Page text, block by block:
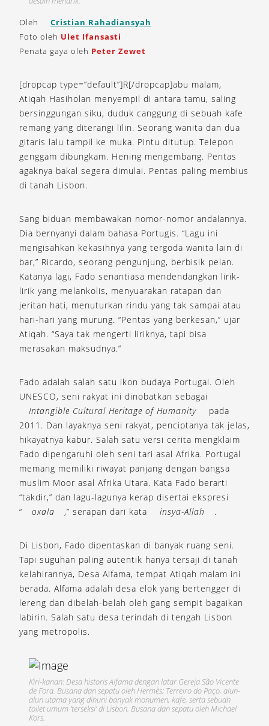
Oleh
Cristian Rahadiansyah
Foto oleh Ulet Ifansasti
Penata gaya oleh Peter Zewet
[dropcap type=”default”]R[/dropcap]abu malam,
Atiqah Hasiholan menyempil di antara tamu, saling
bersinggungan siku, duduk canggung di sebuah kafe
remang yang diterangi lilin. Seorang wanita dan dua
gitaris lalu tampil ke muka. Pintu ditutup. Telepon
genggam dibungkam. Hening mengembang. Pentas
agaknya bakal segera dimulai. Pentas paling membius
di tanah Lisbon.
Sang biduan membawakan nomor-nomor andalannya.
Dia bernyanyi dalam bahasa Portugis. “Lagu ini
mengisahkan kekasihnya yang tergoda wanita lain di
bar,” Ricardo, seorang pengunjung, berbisik pelan.
Katanya lagi, Fado senantiasa mendendangkan lirik-
lirik yang melankolis, menyuarakan ratapan dan
jeritan hati, menuturkan rindu yang tak sampai atau
hari-hari yang murung. “Pentas yang berkesan,” ujar
Atiqah. “Saya tak mengerti liriknya, tapi bisa
merasakan maksudnya.”
Fado adalah salah satu ikon budaya Portugal. Oleh
UNESCO, seni rakyat ini dinobatkan sebagai
Intangible Cultural Heritage of Humanity
pada
2011. Dan layaknya seni rakyat, penciptanya tak jelas,
hikayatnya kabur. Salah satu versi cerita mengklaim
Fado dipengaruhi oleh seni tari asal Afrika. Portugal
memang memiliki riwayat panjang dengan bangsa
muslim Moor asal Afrika Utara. Kata Fado berarti
“takdir,” dan lagu-lagunya kerap disertai ekspresi
“
oxala ,” serapan dari kata insya-Allah .
Di Lisbon, Fado dipentaskan di banyak ruang seni.
Tapi suguhan paling autentik hanya tersaji di tanah
kelahirannya, Desa Alfama, tempat Atiqah malam ini
berada. Alfama adalah desa elok yang bertengger di
lereng dan dibelah-belah oleh gang sempit bagaikan
labirin. Salah satu desa terindah di tengah Lisbon
yang metropolis.
Kiri-kanan: Desa historis Alfama dengan latar Gereja São Vicente
de Fora. Busana dan sepatu oleh Hermès; Terreiro do Paço, alun-
alun utama yang dihuni banyak monumen, kafe, serta sebuah
toilet umum ‘terseksi’ di Lisbon. Busana dan sepatu oleh Michael
Kors.